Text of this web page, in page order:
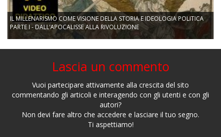
IL MILLENARISMO COME VISIONE DELLA STORIA E IDEOLOGIA POLITICA
PARTE I - DALL’APOCALISSE ALLA RIVOLUZIONE
Lascia un commento
Vuoi partecipare attivamente alla crescita del sito
commentando gli articoli e interagendo con gli utenti e con gli
autori?
Non devi fare altro che accedere e lasciare il tuo segno.
Ti aspettiamo!